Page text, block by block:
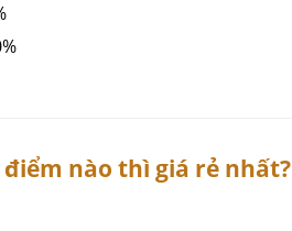
nào thì giá rẻ nhất?